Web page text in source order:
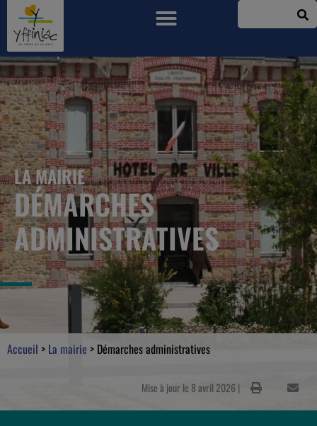
LA MAIRIE
DÉMARCHES
ADMINISTRATIVES
Accueil > La mairie > Démarches administratives
Mise à jour le 8 avril 2026 |